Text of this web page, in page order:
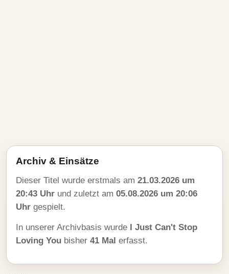
Archiv & Einsätze
Dieser Titel wurde erstmals am 21.03.2026 um
20:43 Uhr und zuletzt am 05.08.2026 um 20:06
Uhr gespielt.
In unserer Archivbasis wurde I Just Can't Stop
Loving You bisher 41 Mal erfasst.